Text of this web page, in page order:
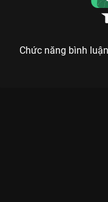
Chức năng bình